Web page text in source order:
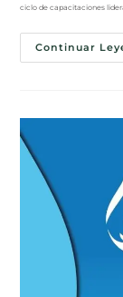
ciclo de capacitaciones
Continuar